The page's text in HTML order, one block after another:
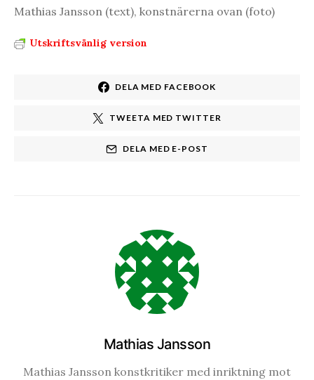
Mathias Jansson (text), konstnärerna ovan (foto)
Utskriftsvänlig version
DELA MED FACEBOOK
TWEETA MED TWITTER
DELA MED E-POST
Mathias Jansson
Mathias Jansson konstkritiker med inriktning mot